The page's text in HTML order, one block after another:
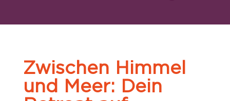
Zwischen Himmel
und Meer: Dein